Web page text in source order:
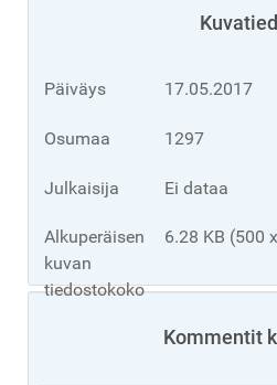
Päiväys 17.05.2017
Osumaa 1297
Julkaisija Ei dataa
Alkuperäisen
kuvan
tiedostokoko
6.28 KB (500
Kommentit